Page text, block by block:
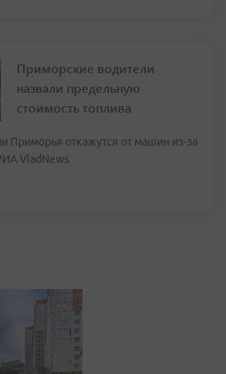
Приморские водители
назвали предельную
стоимость топлива
Приморья откажутся от машин из-за
VladNews